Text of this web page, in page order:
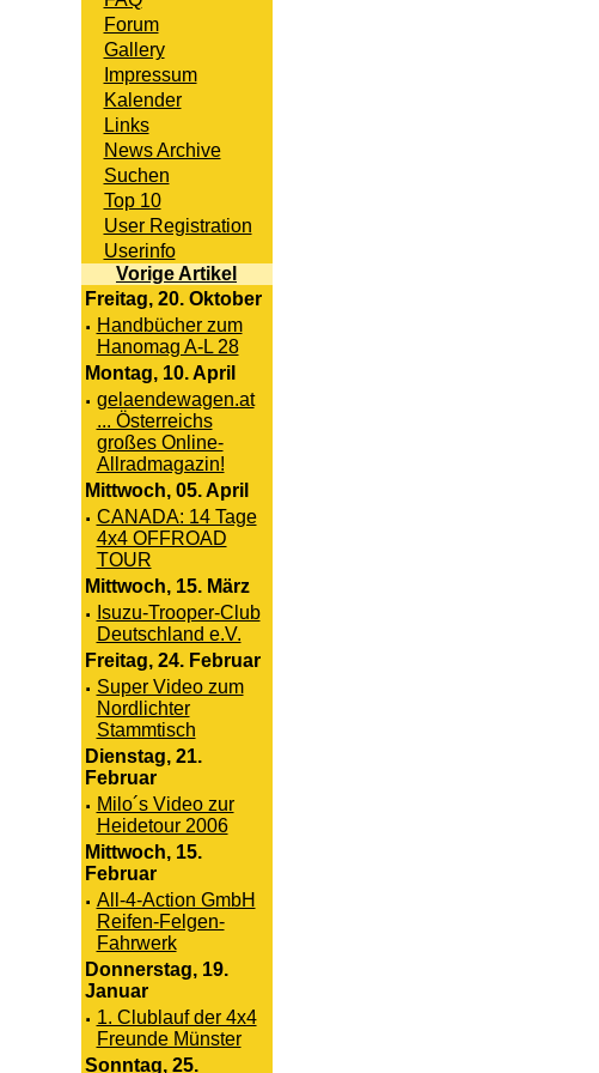
Forum
Gallery
Impressum
Kalender
Links
News Archive
Suchen
Top 10
User Registration
Userinfo
Vorige Artikel
Freitag, 20. Oktober
· Handbücher zum
Hanomag A-L 28
Montag, 10. April
· gelaendewagen.at
... Österreichs
großes Online-
Allradmagazin!
Mittwoch, 05. April
· CANADA: 14 Tage
4x4 OFFROAD
TOUR
Mittwoch, 15. März
· Isuzu-Trooper-Club
Deutschland e.V.
Freitag, 24. Februar
· Super Video zum
Nordlichter
Stammtisch
Dienstag, 21.
Februar
· Milo´s Video zur
Heidetour 2006
Mittwoch, 15.
Februar
· All-4-Action GmbH
Reifen-Felgen-
Fahrwerk
Donnerstag, 19.
Januar
· 1. Clublauf der 4x4
Freunde Münster
Sonntag, 25.